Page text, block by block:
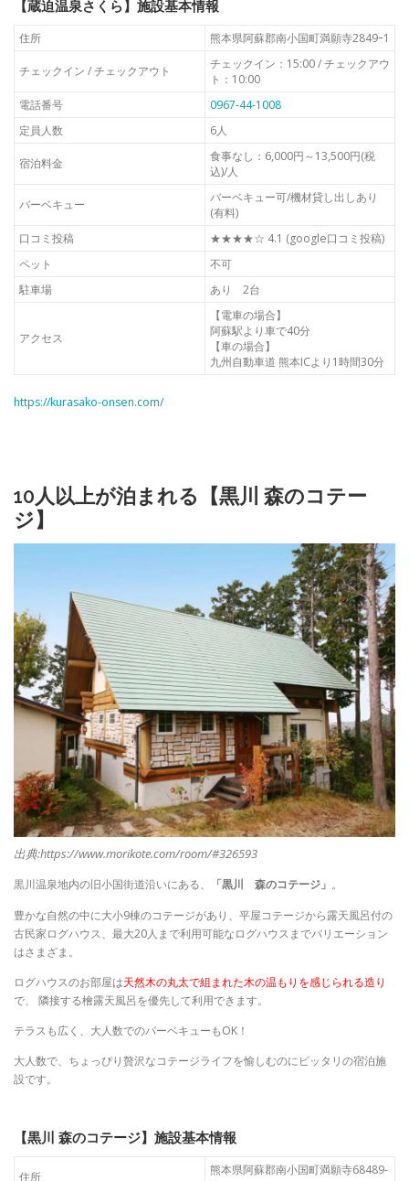
【蔵迫温泉さくら】施設基本情報
住所 熊本県阿蘇郡南小国町満願寺2849ｰ1
チェックイン / チェックアウト
チェックイン：15:00 / チェックアウ
ト：10:00
電話番号
0967-44-1008
定員人数
6人
宿泊料金
食事なし：6,000円～13,500円(税
込)/人
バーベキュー
バーベキュー可/機材貸し出しあり
(有料)
口コミ投稿
★★★★☆ 4.1 (google口コミ投稿)
ペット
不可
駐車場
あり 2台
アクセス
【電車の場合】
阿蘇駅より車で40分
【車の場合】
九州自動車道 熊本ICより1時間30分
https://kurasako-onsen.com/
10人以上が泊まれる【黒川 森のコテー
ジ】
出典:https://www.morikote.com/room/#326593
黒川温泉地内の旧小国街道沿いにある、 「黒川 森のコテージ」 。
豊かな自然の中に大小9棟のコテージがあり、平屋コテージから露天風呂付の
古民家ログハウス、最大20人まで利用可能なログハウスまでバリエーション
はさまざま。
ログハウスのお部屋は天然木の丸太で組まれた木の温もりを感じられる造り
で、 隣接する檜露天風呂を優先して利用できます。
テラスも広く、大人数でのバーベキューもOK！
大人数で、 ちょっぴり贅沢なコテージライフを愉しむのにピッタリの宿泊施
設です。
【黒川 森のコテージ】施設基本情報
住所
熊本県阿蘇郡南小国町満願寺68489-